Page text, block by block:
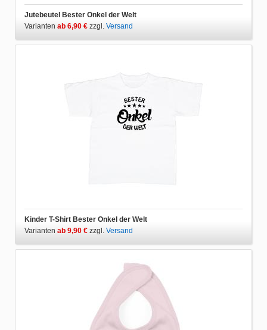
Jutebeutel Bester Onkel der Welt
Varianten ab 6,90 € zzgl. Versand
Kinder T-Shirt Bester Onkel der Welt
Varianten ab 9,90 € zzgl. Versand